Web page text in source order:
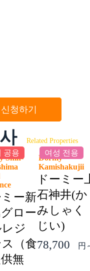
신청하기
Related Properties
공용
Shin-
ミー新
ロー
ジ
（食
無
여성 전용
Dormy
ドーミー
石神井(か
みしゃく
じい)
78,700
円